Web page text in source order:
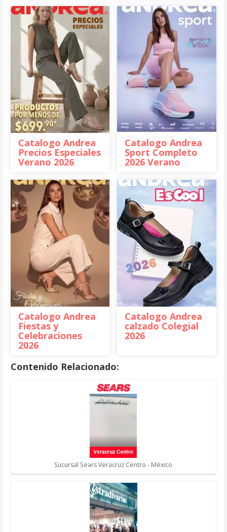
Catalogo Andrea
Precios Especiales
Verano 2026
Catalogo Andrea
Sport Completo
2026 Verano
Catalogo Andrea
Fiestas y
Celebraciones
2026
Catalogo Andrea
calzado Colegial
2026
Contenido Relacionado:
Sucursal Sears Veracruz Centro - México